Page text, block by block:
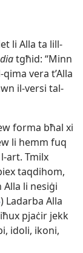
li Alla ta lill-
tgħid: “Minn
vera t’Alla
il-versi tal-
forma bħal xi
li hemm fuq
art. Tmilx
taqdihom,
Alla li nesiġi
) Ladarba Alla
pjaċir jekk
idoli, ikoni,